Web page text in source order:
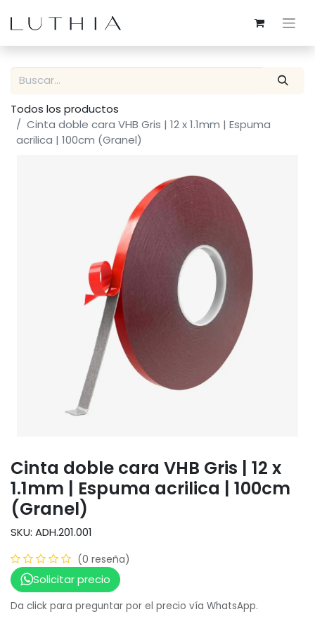
Todos los productos
Cinta doble cara VHB Gris | 12 x 1.1mm | Espuma
acrilica | 100cm (Granel)
Cinta doble cara VHB Gris | 12 x
1.1mm | Espuma acrilica | 100cm
(Granel)
SKU: ADH.201.001
(0 reseña)
Solicitar precio
Da click para preguntar por el precio vía WhatsApp.